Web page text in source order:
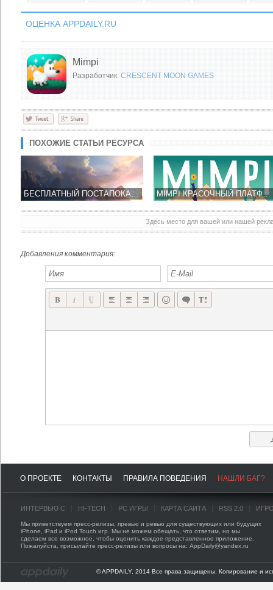
ОЦЕНКА APPDAILY.RU
Mimpi
Разработчик: CRESCENT MOON GAMES
ПОХОЖИЕ СТАТЬИ РЕСУРСА
MIMPI КРАСОЧНЫЙ ПЛАТФОРМЕР-ГОЛОВОЛОМКА ОТ CRESCENT MOON GAMES
Здесь место для вашей или нашей
Добавления комментария:
О ПРОЕКТЕ КОНТАКТЫ ПРАВИЛА ПОВЕДЕНИЯ НАШЛИ БАГ?
ИНТЕРВЬЮ С HI-TECH PC ИГРЫ КАРТА САЙТА RSS 2.0
Мы приветствуем пресс-релизы, превью и ревью для существующих или будущих
iPhone, iPad и iPod Touch игр. Мы не можем обещать, что ответим, но мы
сделаем все возможное, чтобы оценить каждое представленное приложение.
Пожалуйста, присылайте пресс-релизы или вопросы на: AppDaily@yandex.ru
© APPDAILY, 2014 Все права защищены. Копирование и